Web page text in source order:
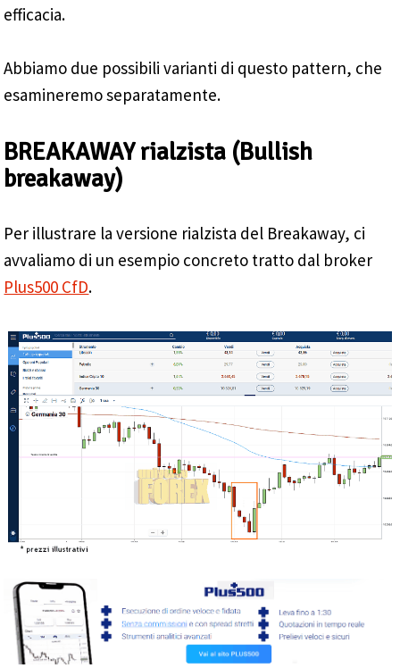
efficacia.
Abbiamo due possibili varianti di questo pattern, che
esamineremo separatamente.
BREAKAWAY rialzista (Bullish
breakaway)
Per illustrare la versione rialzista del Breakaway, ci
avvaliamo di un esempio concreto tratto dal broker
Plus500 CfD.